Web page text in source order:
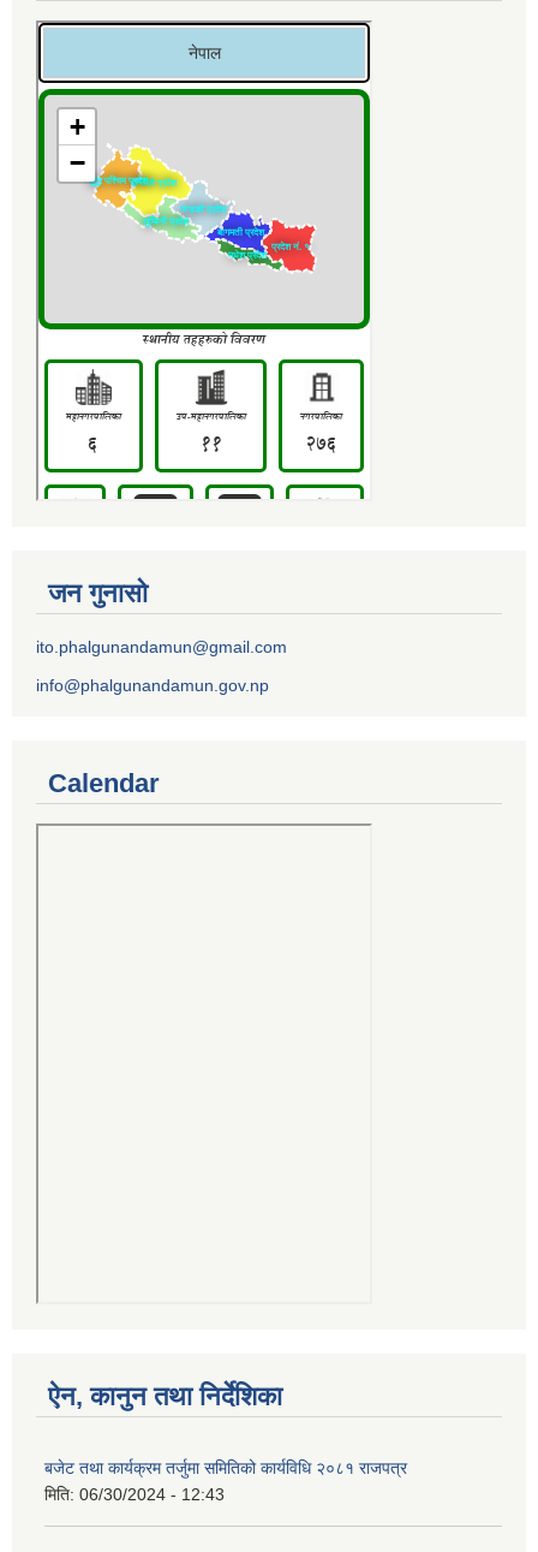
जन गुनासो
ito.phalgunandamun@gmail.com
info@phalgunandamun.gov.np
Calendar
ऐन, कानुन तथा निर्देशिका
बजेट तथा कार्यक्रम तर्जुमा समितिको कार्यविधि २०८१ राजपत्र
मिति: 06/30/2024 - 12:43